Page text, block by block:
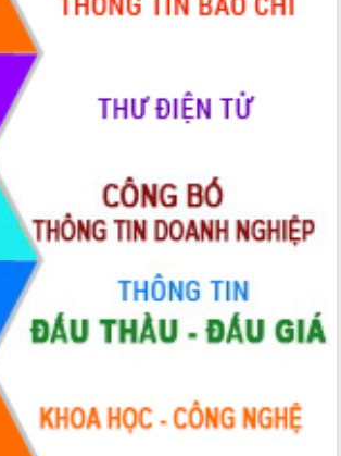
Đề án 190
sản
Đắk Lắk
thực địa
- Buôn Ma
một “di
toàn cầu
Nâng cao đời
mô hình thiết
mắc, đẩy
trọng điểm
Yên
gắn với bảo
hoạch tỉnh
tầm nhìn